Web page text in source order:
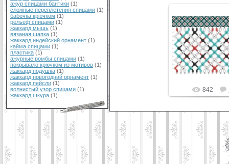
ажур спицами бантики (1)
сложные переплетения спицами (1)
бабочка крючком (1)
рельеф спицами (1)
жаккард мышь (1)
вязаная шапка (1)
жаккард индейский орнамент (1)
кайма спицами (1)
пластика (1)
ажурные ромбы спицами (1)
покрывало крючком из мотивов (1)
жаккард подушка (1)
жаккард новогодний орнамент (1)
жаккард пейсли (1)
волнистый узор спицами (1)
жаккард шкура (1)
842